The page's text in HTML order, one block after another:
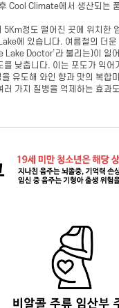
Cool Climate에서 생산되는
5Km정도 떨어진 곳에 위치한
에 있습니다. 여름철의 더
Lake Doctor’라 불리는)이 일
를 낮춥니다. 이는 포도가 익어
유도해 와인 향과 맛의 복합
러 가지 질병을 억제하는 효과